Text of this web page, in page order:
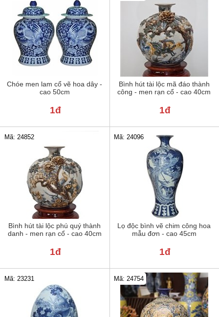
Chóe men lam cổ vẽ hoa dây -
cao 50cm
1đ
Bình hút tài lộc mã đáo thành
công - men rạn cổ - cao 40cm
1đ
Bình hút tài lộc phú quý thành
danh - men rạn cổ - cao 40cm
Mã: 24852
1đ
Lọ độc bình vẽ chim công hoa
mẫu đơn - cao 45cm
Mã: 24096
1đ
Mã: 23231 Mã: 24754